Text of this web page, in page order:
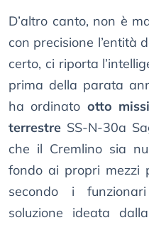
D’altro canto, non è
con precisione l’entità
certo, ci riporta
prima della parata
ha ordinato otto
terrestre SS-N-30a
che il Cremlino sia
fondo ai propri mezzi
secondo i
soluzione ideata